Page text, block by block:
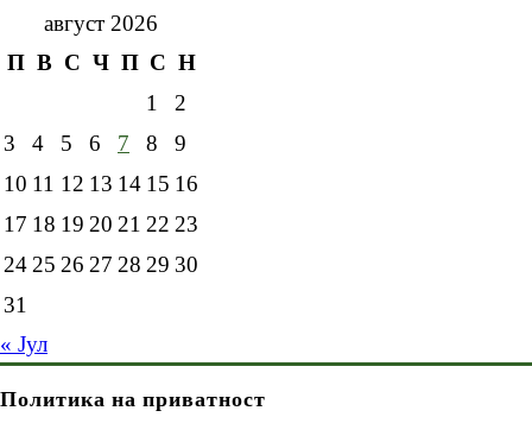
август 2026
П В С Ч П С Н
1
2
3
4 5 6 7 8
9
10 11 12 13 14 15 16
17 18 19 20 21 22 23
24 25 26 27 28 29 30
31
« Јул
Политика на приватност